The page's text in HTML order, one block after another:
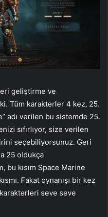
geliştirme ve
Tüm karakterler 4 kez, 25.
adı verilen bu sistemde 25.
sıfırlıyor, size verilen
seçebiliyorsunuz. Geri
25 oldukça
bu kısım Space Marine
Fakat oynanışı bir kez
seve seve